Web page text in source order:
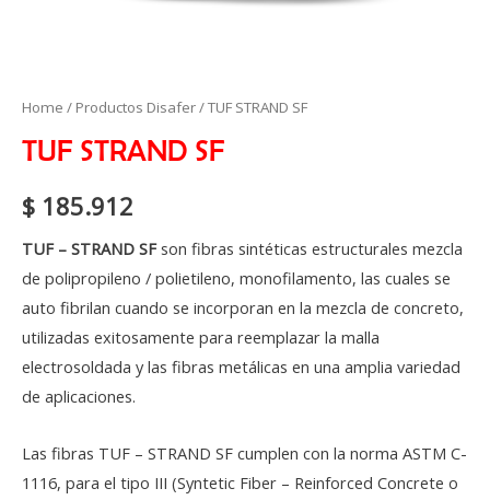
Home / Productos Disafer/ TUF STRAND SF
TUF STRAND SF
$ 185.912
TUF – STRAND SFson fibras sintéticas estructurales mezcla
de polipropileno / polietileno, monofilamento, las cuales se
auto fibrilan cuando se incorporan en la mezcla de concreto,
utilizadas exitosamente para reemplazar la malla
electrosoldada y las fibras metálicas en una amplia variedad
de aplicaciones.
Las fibras TUF – STRAND SF cumplen con la norma ASTM C-
1116, para el tipo III (Syntetic Fiber – Reinforced Concrete o
TUF
STRAND
SF
quantity